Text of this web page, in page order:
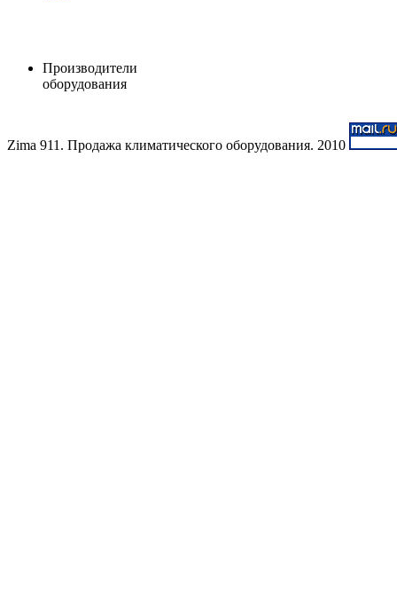
Производители
оборудования
Zima 911. Продажа климатического оборудования. 2010